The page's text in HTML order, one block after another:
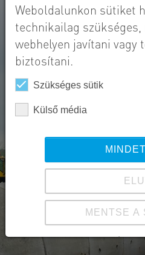
Weboldalunkon sütiket
technikailag
webhelyen javítani vagy
biztosítani.
Szükséges sütik
Külső média
MENTSE A